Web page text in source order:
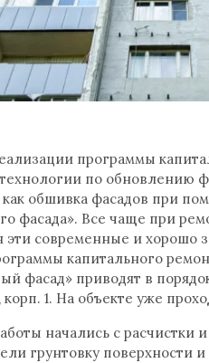
программы
по обновлению
как обшивка фасадов при
фасада». Все чаще при
эти современные и хорошо
капитального
фасад» приводят в
1. На объекте уже
начались с расчистки
грунтовку поверхности